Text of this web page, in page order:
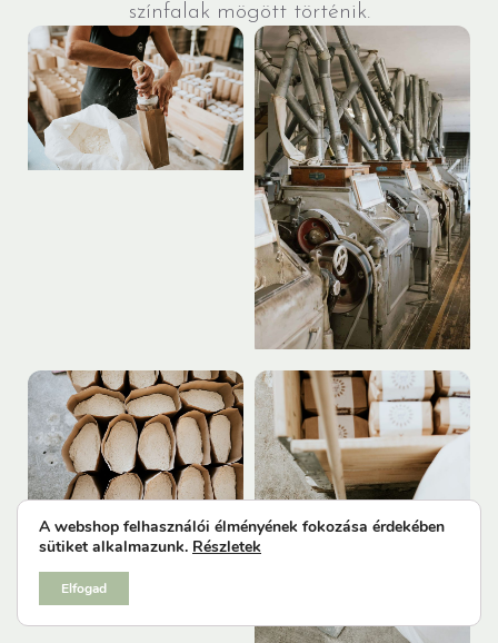
színfalak mögött történik.
A webshop felhasználói élményének fokozása érdekében
sütiket alkalmazunk. Részletek
Elfogad